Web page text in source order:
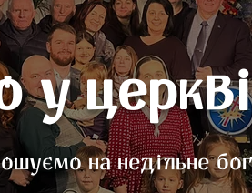
у
на недільне